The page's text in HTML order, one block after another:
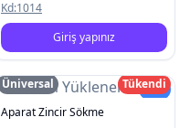
Kd:1014
Giriş yapınız
Resim YüklenemediYeni
Üniversal
Tükendi
Aparat Zincir Sökme